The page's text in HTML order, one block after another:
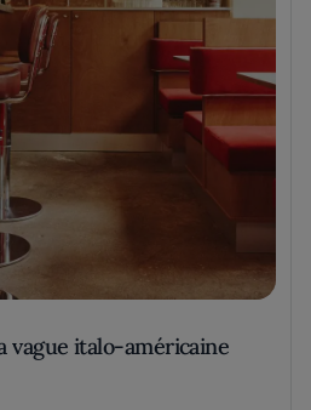
vague italo-américaine